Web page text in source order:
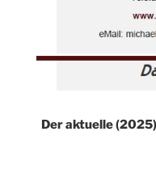
Der aktuelle